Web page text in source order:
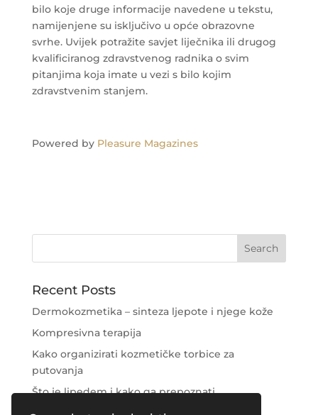
bilo koje druge informacije navedene u tekstu,
namijenjene su isključivo u opće obrazovne
svrhe. Uvijek potražite savjet liječnika ili drugog
kvalificiranog zdravstvenog radnika o svim
pitanjima koja imate u vezi s bilo kojim
zdravstvenim stanjem.
Powered by Pleasure Magazines
Recent Posts
Dermokozmetika – sinteza ljepote i njege kože
Kompresivna terapija
Kako organizirati kozmetičke torbice za
putovanja
Što je lipedem i kako ga prepoznati